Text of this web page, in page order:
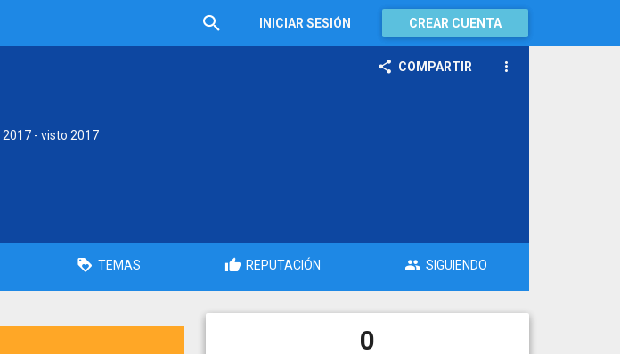
INICIAR SESIÓN CREAR CUENTA
COMPARTIR
2017 - visto 2017
TEMAS REPUTACIÓN SIGUIENDO
0